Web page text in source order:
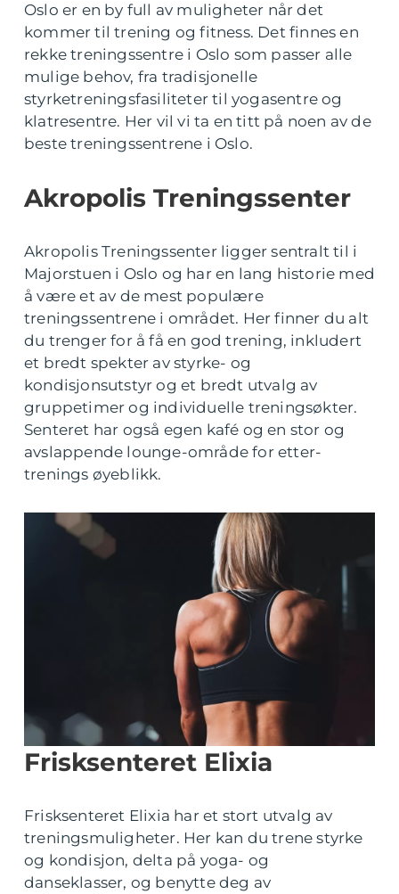
Oslo er en by full av muligheter når det
kommer til trening og fitness. Det finnes en
rekke treningssentre i Oslo som passer alle
mulige behov, fra tradisjonelle
styrketreningsfasiliteter til yogasentre og
klatresentre. Her vil vi ta en titt på noen av de
beste treningssentrene i Oslo.
Akropolis Treningssenter
Akropolis Treningssenter ligger sentralt til i
Majorstuen i Oslo og har en lang historie med
å være et av de mest populære
treningssentrene i området. Her finner du alt
du trenger for å få en god trening, inkludert
et bredt spekter av styrke- og
kondisjonsutstyr og et bredt utvalg av
gruppetimer og individuelle treningsøkter.
Senteret har også egen kafé og en stor og
avslappende lounge-område for etter-
trenings øyeblikk.
Frisksenteret Elixia
Frisksenteret Elixia har et stort utvalg av
treningsmuligheter. Her kan du trene styrke
og kondisjon, delta på yoga- og
danseklasser, og benytte deg av